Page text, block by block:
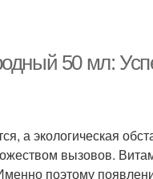
50 мл:
а экологическая
вызовов.
поэтому